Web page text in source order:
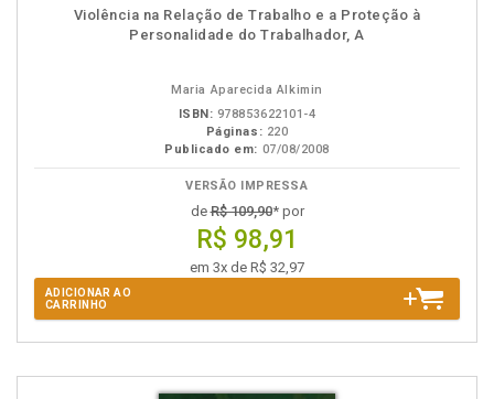
Disponível
na
páginas
Violência na Relação de Trabalho e a Proteção à
Personalidade do Trabalhador, A
Maria Aparecida Alkimin
ISBN: 978853622101-4
Páginas: 220
Publicado em: 07/08/2008
VERSÃO IMPRESSA
deR$ 109,90* por
R$ 98,91
em 3x de R$ 32,97
ADICIONAR AO
CARRINHO